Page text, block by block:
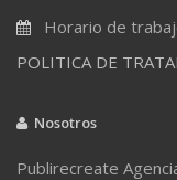
Horario de
POLITICA DE
Nosotros
Publirecreate